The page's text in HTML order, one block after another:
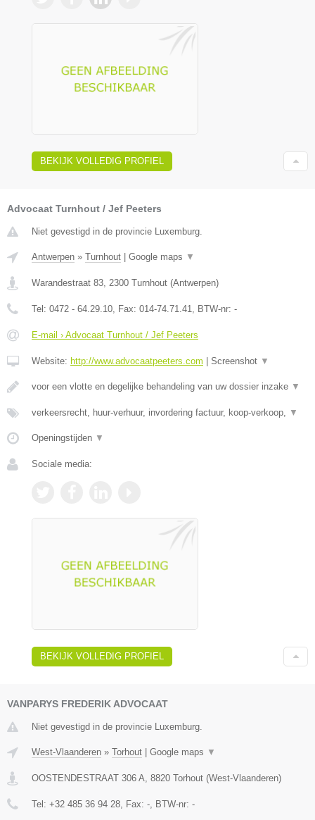
BEKIJK VOLLEDIG PROFIEL
Advocaat Turnhout / Jef Peeters
Niet gevestigd in de provincie Luxemburg.
Antwerpen » Turnhout Google maps ▼
Warandestraat 83, 2300 Turnhout (Antwerpen)
Tel: 0472 - 64.29.10, Fax: 014-74.71.41, BTW-nr: -
E-mail › Advocaat Turnhout / Jef Peeters
Website: http://www.advocaatpeeters.com Screenshot ▼
voor een vlotte en degelijke behandeling van uw dossier inzake ▼
verkeersrecht, huur-verhuur, invordering factuur, koop-verkoop, ▼
Openingstijden ▼
Sociale media:
BEKIJK VOLLEDIG PROFIEL
VANPARYS FREDERIK ADVOCAAT
Niet gevestigd in de provincie Luxemburg.
West-Vlaanderen » Torhout Google maps ▼
OOSTENDESTRAAT 306 A 8820 Torhout (West-Vlaanderen)
Tel: +32 485 36 94 28 , Fax: - , BTW-nr: -